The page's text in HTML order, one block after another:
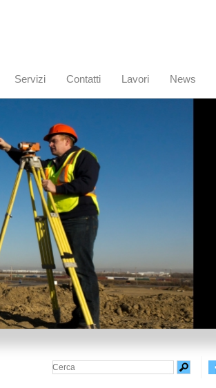
Servizi Contatti Lavori News